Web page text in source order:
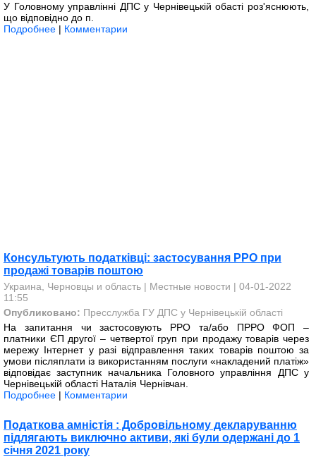
У Головному управлінні ДПС у Чернівецькій обасті роз'яснюють,
що відповідно до п.
Подробнее | Комментарии
Консультують податківці: застосування РРО при
продажі товарів поштою
Украина, Черновцы и область | Местные новости | 04-01-2022
11:55
Опубликовано: Пресслужба ГУ ДПС у Чернівецькій області
На запитання чи застосовують РРО та/або ПРРО ФОП –
платники ЄП другої – четвертої груп при продажу товарів через
мережу Інтернет у разі відправлення таких товарів поштою за
умови післяплати із використанням послуги «накладений платіж»
відповідає заступник начальника Головного управління ДПС у
Чернівецькій області Наталія Чернівчан.
Подробнее | Комментарии
Податкова амністія : Добровільному декларуванню
підлягають виключно активи, які були одержані до 1
січня 2021 року